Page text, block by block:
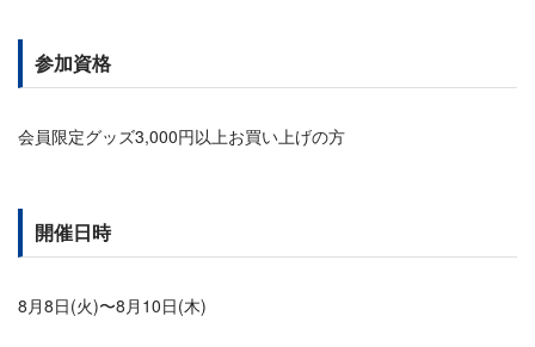
参加資格
会員限定グッズ3,000円以上お買い上げの方
開催日時
8月8日(火)〜8月10日(木)